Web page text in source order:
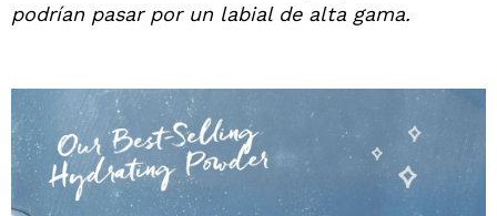
podrían pasar por un labial de alta gama.